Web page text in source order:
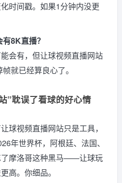
时间戳。如果1分钟内没更
8K直播？
会有，但让球视频直播网站
就已经算良心了。
”耽误了看球的好心情
球视频直播网站只是工具，
年世界杯，阿根廷、法国、
了摩洛哥这种黑马——让球玩
高。你细品。